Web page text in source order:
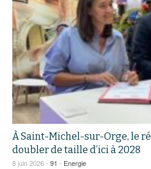
À Saint-Michel-sur-Orge, le
doubler de taille d’ici à 2028
8 juin 2026 - 91 - Energie